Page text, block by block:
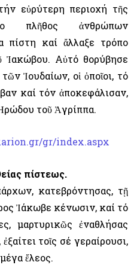
εὐρύτερη περιοχή τῆς
πλῆθος ἀνθρώπων
πίστη καί ἄλλαξε τρόπο
Ἰακώβου. Αὐτό θορύβησε
Ἰουδαίων, οἱ ὁποῖοι, τό
καί τόν ἀποκεφάλισαν,
τοῦ Ἀγρίππα.
gr/index.aspx
πίστεως.
κατεβρόντησας, τῇ
Ἰάκωβε κένωσιν, καί τό
μαρτυρικῶς ἐναθλήσας
τοῖς σέ γεραίρουσι,
ἔλεος.